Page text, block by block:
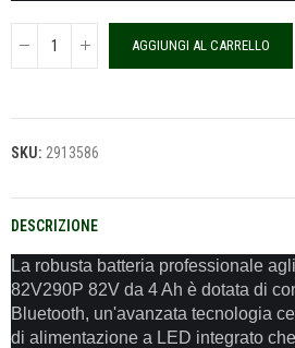
AGGIUNGI AL CARRELLO
SKU: 2913586
DESCRIZIONE
La robusta batteria professionale
82V290P 82V da 4 Ah è dotata di
Bluetooth, un'avanzata tecnologia
di alimentazione a LED integrato